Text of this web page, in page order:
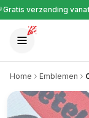
vanaf €30🎉
Home Emblemen